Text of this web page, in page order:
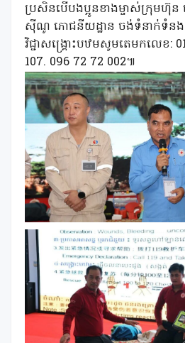
ប្រសិនបើបងប្អូនខាងម្ចាស់ក្រុមហ៊ុន
ស៊ីណូ ភោជនីយដ្ឋាន ចង់ទំនាក់ទំនងខ
វិជ្ជាសង្គ្រោះបឋមសូមតេមកលេខ:
107. 096 72 72 002៕